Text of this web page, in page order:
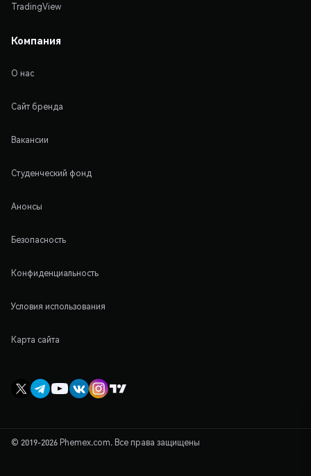
TradingView
Компания
О нас
Сайт бренда
Вакансии
Студенческий фонд
Анонсы
Безопасность
Конфиденциальность
Условия использования
Карта сайта
© 2019-2026 Phemex.com. Все права защищены